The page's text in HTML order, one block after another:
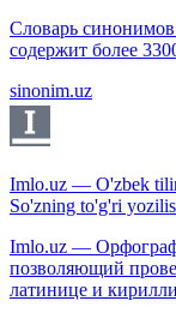
Словарь синонимов
содержит более
sinonim.uz
Imlo.uz — O'zbek
So'zning to'g'ri
Imlo.uz —
позволяющий
латинице и